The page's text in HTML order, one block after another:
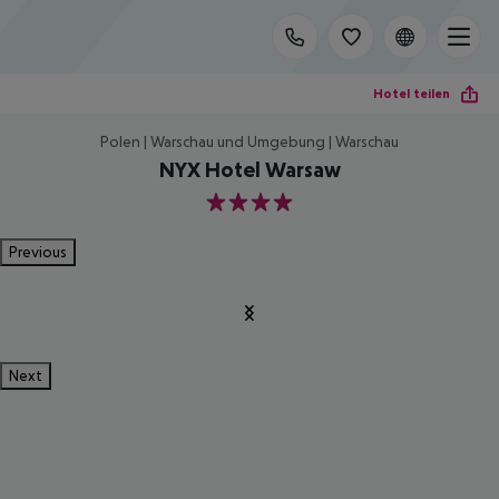
Hotel teilen
Polen | Warschau und Umgebung | Warschau
NYX Hotel Warsaw
4
Previous
Next